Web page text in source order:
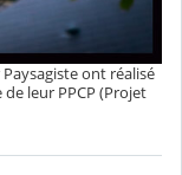
ont réalisé
leur PPCP (Projet